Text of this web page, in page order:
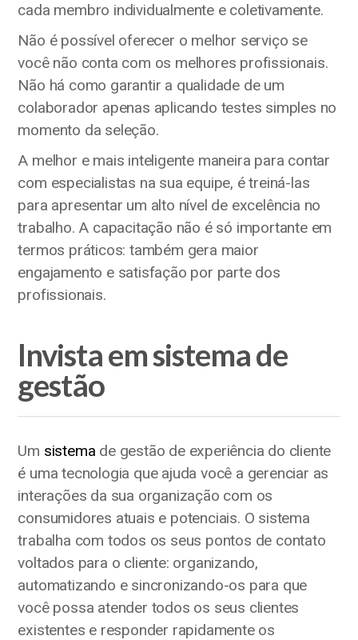
cada membro individualmente e coletivamente.
Não é possível oferecer o melhor serviço se
você não conta com os melhores profissionais.
Não há como garantir a qualidade de um
colaborador apenas aplicando testes simples no
momento da seleção.
A melhor e mais inteligente maneira para contar
com especialistas na sua equipe, é treiná-las
para apresentar um alto nível de excelência no
trabalho. A capacitação não é só importante em
termos práticos: também gera maior
engajamento e satisfação por parte dos
profissionais.
Invista em sistema de
gestão
Um sistema de gestão de experiência do cliente
é uma tecnologia que ajuda você a gerenciar as
interações da sua organização com os
consumidores atuais e potenciais. O sistema
trabalha com todos os seus pontos de contato
voltados para o cliente: organizando,
automatizando e sincronizando-os para que
você possa atender todos os seus clientes
existentes e responder rapidamente os